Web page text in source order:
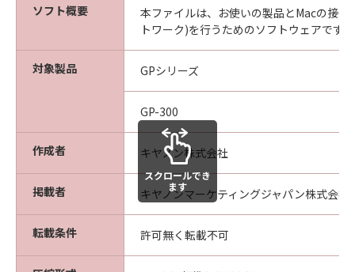
見された場合には、キヤノンは、「メディ
ア」を交換いたします。
保証の否認・免責
(1) 「本ソフトウエア」は、『現状のまま』の
状態で使用許諾されます。キヤノン、キヤノン
の関連会社、それらの販売代理店及び販売店
は、「本ソフトウエア」に関して、商品性及び
特定の目的への適合性の保証を含め、いかなる
保証も、明示たると黙示たるとを問わず一切し
ないものとします。
(2) キヤノン、キヤノンの関連会社、それらの販
売代理店及び販売店は、「許諾ソフトウエア」
の使用または使用不能から生ずるいかなる損害
（逸失利益及びその他の派生的または付随的な
ソフト概要
本ファイルは、お使いの製品とMacの接続
トワーク)を行うためのソフトウェアです。
対象製品 GPシリーズ
GP-300
作成者 キヤノン株式会社
掲載者 キヤノンマーケティングジャパン株式会社
転載条件 許可無く転載不可
スクロールでき
ます